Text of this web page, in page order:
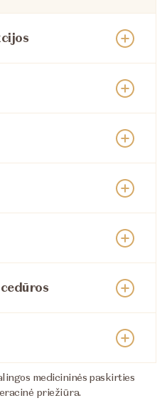
medicininės paskirties
priežiūra.